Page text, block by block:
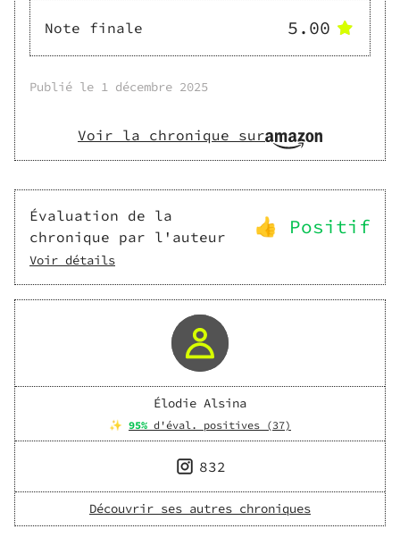
Note finale 5.00
Publié le 1 décembre 2025
Voir la chronique sur
Évaluation de la
chronique par l'auteur
👍 Positif
Voir détails
Élodie Alsina
✨ 95% d'éval. positives (37)
832
Découvrir ses autres chroniques